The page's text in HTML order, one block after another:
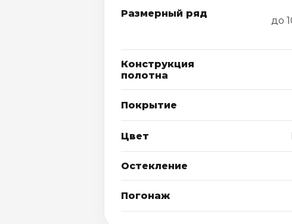
Размерный ряд
до
Конструкция
полотна
Покрытие
Цвет
Остекление
Погонаж